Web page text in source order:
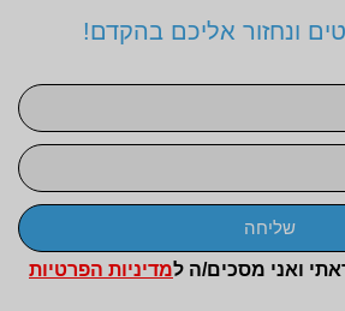
ונחזור אליכם בהקדם!
ואני מסכים/ה למדיניות הפרטיות
שליחה